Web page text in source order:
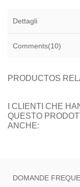
Dettagli
Comments(10)
PRODUCTOS
I CLIENTI CHE
QUESTO
ANCHE:
DOMANDE